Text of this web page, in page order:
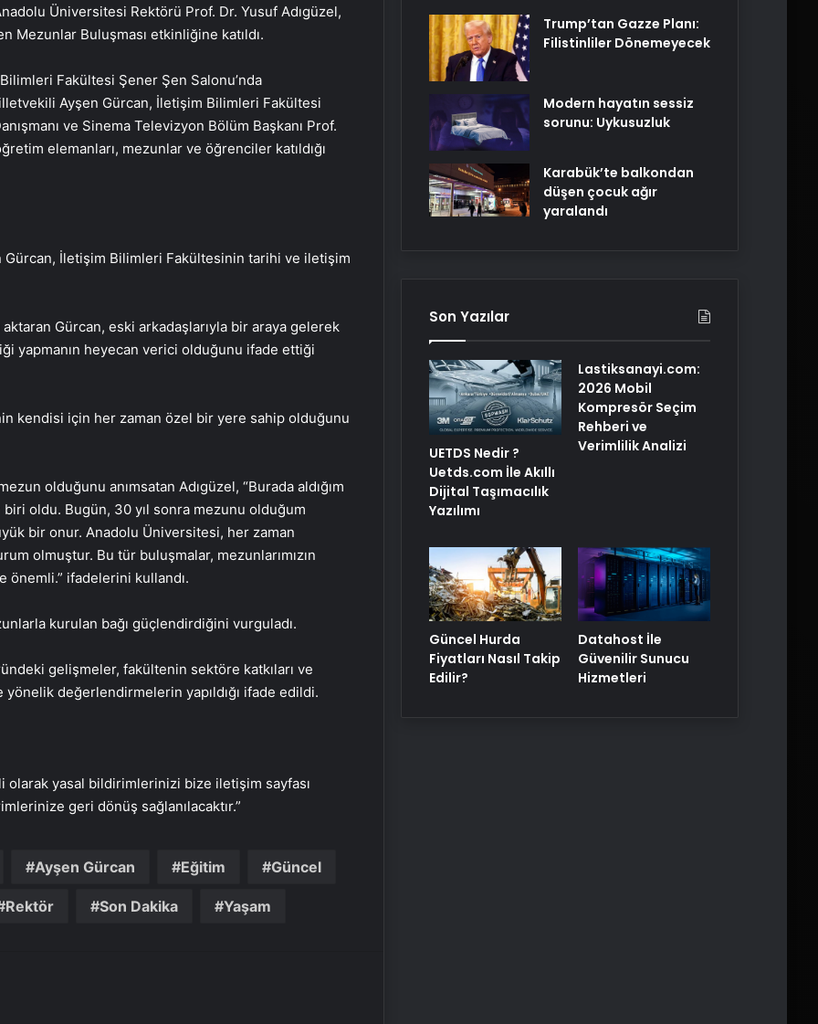
Üniversitesi Rektörü Prof. Dr. Yusuf Adıgüzel,
Mezunlar Buluşması etkinliğine katıldı.
Fakültesi Şener Şen Salonu’nda
Ayşen Gürcan, İletişim Bilimleri Fakültesi
ve Sinema Televizyon Bölüm Başkanı Prof.
elemanları, mezunlar ve öğrenciler katıldığı
Gürcan, İletişim Bilimleri Fakültesinin tarihi ve iletişim
Gürcan, eski arkadaşlarıyla bir araya gelerek
yapmanın heyecan verici olduğunu ifade ettiği
kendisi için her zaman özel bir yere sahip olduğunu
olduğunu anımsatan Adıgüzel, “Burada aldığım
oldu. Bugün, 30 yıl sonra mezunu olduğum
bir onur. Anadolu Üniversitesi, her zaman
olmuştur. Bu tür buluşmalar, mezunlarımızın
önemli.” ifadelerini kullandı.
kurulan bağı güçlendirdiğini vurguladı.
gelişmeler, fakültenin sektöre katkıları ve
değerlendirmelerin yapıldığı ifade edildi.
olarak yasal bildirimlerinizi bize iletişim sayfası
geri dönüş sağlanılacaktır.”
Ayşen Gürcan Eğitim Güncel
Rektör Son Dakika Yaşam
Reklam Ajansı, SEO Ajansı ve Web
Trump’tan Gazze Planı:
Filistinliler Dönemeyecek
Modern hayatın sessiz
sorunu: Uykusuzluk
Karabük’te balkondan
düşen çocuk ağır
yaralandı
Son Yazılar
UETDS Nedir ?
Uetds.com İle Akıllı
Dijital Taşımacılık
Yazılımı
Lastiksanayi.com:
2026 Mobil
Kompresör Seçim
Rehberi ve
Verimlilik Analizi
Güncel Hurda
Fiyatları Nasıl Takip
Edilir?
Datahost İle
Güvenilir Sunucu
Hizmetleri